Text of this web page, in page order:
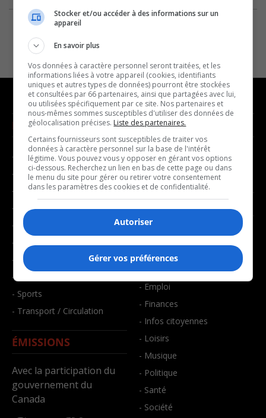
NOUVELLES
- Affaires municipales
- Communauté / Social
- Culture
- Économie
- Éducation
- Environnement
- Faits divers
- Santé et bien-être
- Sports
- Transport / Circulation
ÉMISSIONS
Avec la participation du
gouvernement du
Canada
MUSIQUE
- Décompte franco
- Joué récemment
BALADOS
- Affaires
- Art de vivre
- Bien-être
- Emploi
- Finances
- Infos citoyennes
- Loisirs
- Musique
- Politique
- Santé
- Société
Stocker et/ou accéder à des informations sur un
appareil
En savoir plus
Vos données à caractère personnel seront traitées, et les
informations liées à votre appareil (cookies, identifiants
uniques et autres types de données) pourront être stockées
et consultées par 66 partenaires, ainsi que partagées avec lui,
ou utilisées spécifiquement par ce site. Nos partenaires et
nous-mêmes sommes susceptibles d'utiliser des données de
géolocalisation précises. Liste des partenaires.
Certains fournisseurs sont susceptibles de traiter vos
données à caractère personnel sur la base de l'intérêt
légitime. Vous pouvez vous y opposer en gérant vos options
ci-dessous. Recherchez un lien en bas de cette page ou dans
le menu du site pour gérer ou retirer votre consentement
dans les paramètres des cookies et de confidentialité.
Autoriser
Gérer vos préférences